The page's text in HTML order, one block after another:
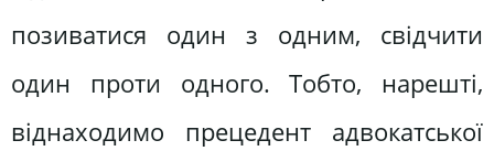
позиватися один з одним, свідчити
один проти одного. Тобто, нарешті,
віднаходимо прецедент адвокатської